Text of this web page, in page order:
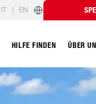
IT | EN
Länderprogramme
HILFE FINDEN ÜBER